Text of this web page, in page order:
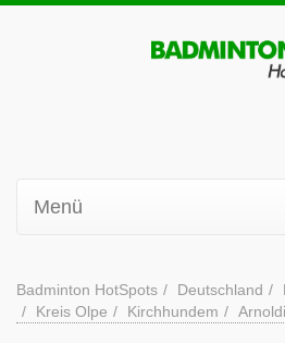
Menü
Badminton HotSpots Deutschland
Kreis Olpe
Kirchhundem